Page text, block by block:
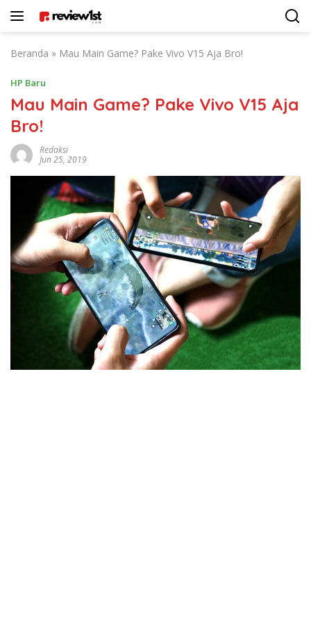
Beranda » Mau Main Game? Pake Vivo V15 Aja Bro!
HP Baru
Mau Main Game? Pake Vivo V15 Aja
Bro!
Redaksi
Jun 25, 2019